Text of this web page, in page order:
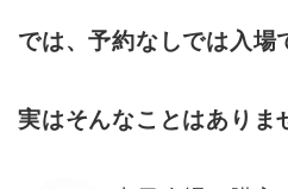
では、予約なしでは入場
実はそんなことはありま